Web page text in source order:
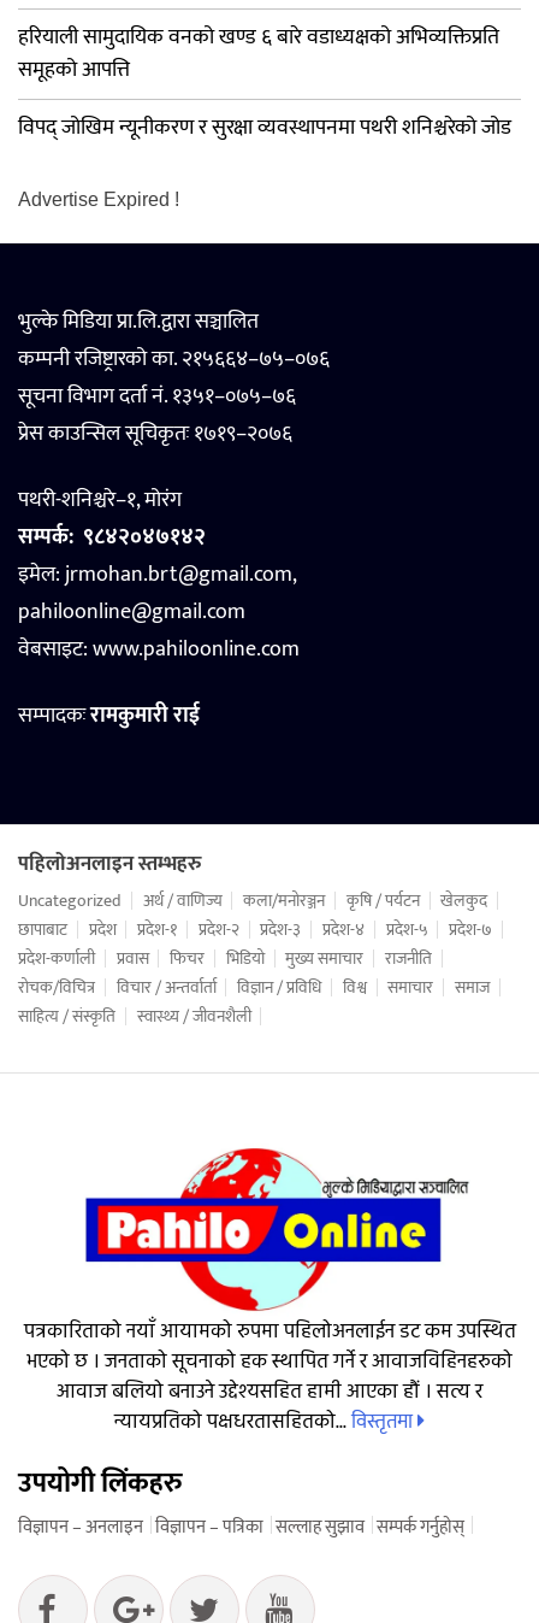
हरियाली सामुदायिक वनको खण्ड ६ बारे वडाध्यक्षको अभिव्यक्तिप्रति
समूहको आपत्ति
विपद् जोखिम न्यूनीकरण र सुरक्षा व्यवस्थापनमा पथरी शनिश्चरेको जोड
Advertise Expired !
भुल्के मिडिया प्रा.लि.द्वारा सञ्चालित
कम्पनी रजिष्ट्रारको का. २१५६६४–७५–०७६
सूचना विभाग दर्ता नं. १३५१–०७५–७६
प्रेस काउन्सिल सूचिकृतः १७१९–२०७६
पथरी-शनिश्चरे–१, मोरंग
सम्पर्क: ९८४२०४७१४२
इमेल: jrmohan.brt@gmail.com,
pahiloonline@gmail.com
वेबसाइट:www.pahiloonline.com
सम्पादकःरामकुमारी राई
पहिलोअनलाइन स्तम्भहरु
Uncategorized अर्थ / वाणिज्य कला/मनोरञ्जन कृषि / पर्यटन
खेलकुद
छापाबाट
प्रदेश प्रदेश-१ प्रदेश-२ प्रदेश-३ प्रदेश-४ प्रदेश-५
प्रदेश-७
प्रदेश-कर्णाली
प्रवास फिचर भिडियो मुख्य समाचार
राजनीति
रोचक/विचित्र
विचार / अन्तर्वार्ता विज्ञान / प्रविधि विश्व समाचार
समाज
साहित्य / संस्कृति
स्वास्थ्य / जीवनशैली
पत्रकारिताको नयाँ आयामको रुपमा पहिलोअनलाईन डट कम उपस्थित
भएको छ । जनताको सूचनाको हक स्थापित गर्ने र आवाजविहिनहरुको
आवाज बलियो बनाउने उद्देश्यसहित हामी आएका हौं । सत्य र
न्यायप्रतिको पक्षधरतासहितको...विस्तृतमा
उपयोगी लिंकहरु
विज्ञापन – अनलाइन विज्ञापन – पत्रिका सल्लाह सुझाव सम्पर्क गर्नुहोस्